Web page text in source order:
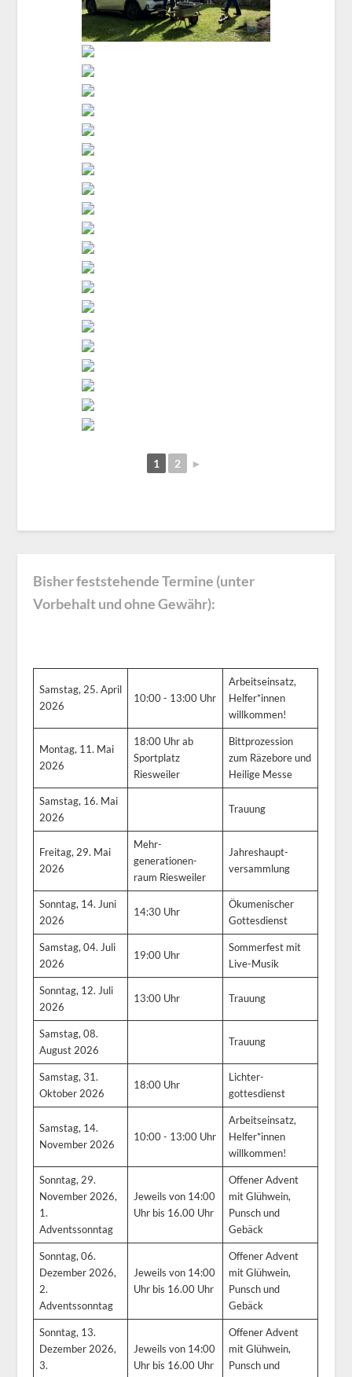
1 2 ►
Bisher feststehende Termine (unter
Vorbehalt und ohne Gewähr):
Samstag, 25. April
2026
10:00 - 13:00 Uhr
Arbeitseinsatz,
Helfer*innen
willkommen!
Montag, 11. Mai
2026
18:00 Uhr ab
Sportplatz
Riesweiler
Bittprozession
zum Räzebore und
Heilige Messe
Samstag, 16. Mai
2026
Trauung
Freitag, 29. Mai
2026
Mehr-
generationen-
raum Riesweiler
Jahreshaupt-
versammlung
Sonntag, 14. Juni
2026
14:30 Uhr
Ökumenischer
Gottesdienst
Samstag, 04. Juli
2026
19:00 Uhr
Sommerfest mit
Live-Musik
Sonntag, 12. Juli
2026
13:00 Uhr Trauung
Samstag, 08.
August 2026
Trauung
Samstag, 31.
Oktober 2026
18:00 Uhr
Lichter-
gottesdienst
Samstag, 14.
November 2026
10:00 - 13:00 Uhr
Arbeitseinsatz,
Helfer*innen
willkommen!
Sonntag, 29.
November 2026,
1.
Adventssonntag
Jeweils von 14:00
Uhr bis 16.00 Uhr
Offener Advent
mit Glühwein,
Punsch und
Gebäck
Sonntag, 06.
Dezember 2026,
2.
Adventssonntag
Jeweils von 14:00
Uhr bis 16.00 Uhr
Offener Advent
mit Glühwein,
Punsch und
Gebäck
Sonntag, 13.
Dezember 2026,
3.
Jeweils von 14:00
Uhr bis 16.00 Uhr
Offener Advent
mit Glühwein,
Punsch und